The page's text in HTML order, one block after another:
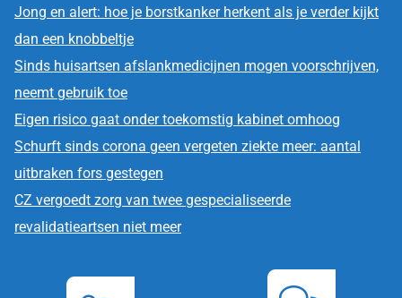
Jong en alert: hoe je borstkanker herkent als je verder kijkt
dan een knobbeltje
Sinds huisartsen afslankmedicijnen mogen voorschrijven,
neemt gebruik toe
Eigen risico gaat onder toekomstig kabinet omhoog
Schurft sinds corona geen vergeten ziekte meer: aantal
uitbraken fors gestegen
CZ vergoedt zorg van twee gespecialiseerde
revalidatieartsen niet meer